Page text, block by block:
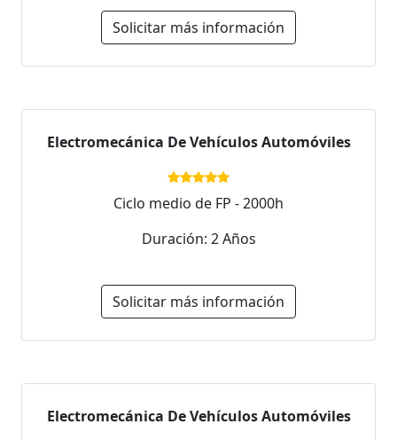
Solicitar más información
Electromecánica De Vehículos Automóviles
Ciclo medio de FP - 2000h
Duración: 2 Años
Solicitar más información
Electromecánica De Vehículos Automóviles